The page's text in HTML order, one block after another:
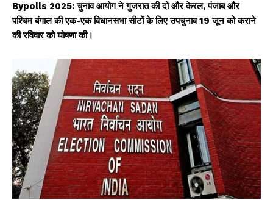
Bypolls 2025: चुनाव आयोग ने गुजरात की दो और केरल, पंजाब और
पश्चिम बंगाल की एक-एक विधानसभा सीटों के लिए उपचुनाव 19 जून को कराने
की रविवार को घोषणा की।